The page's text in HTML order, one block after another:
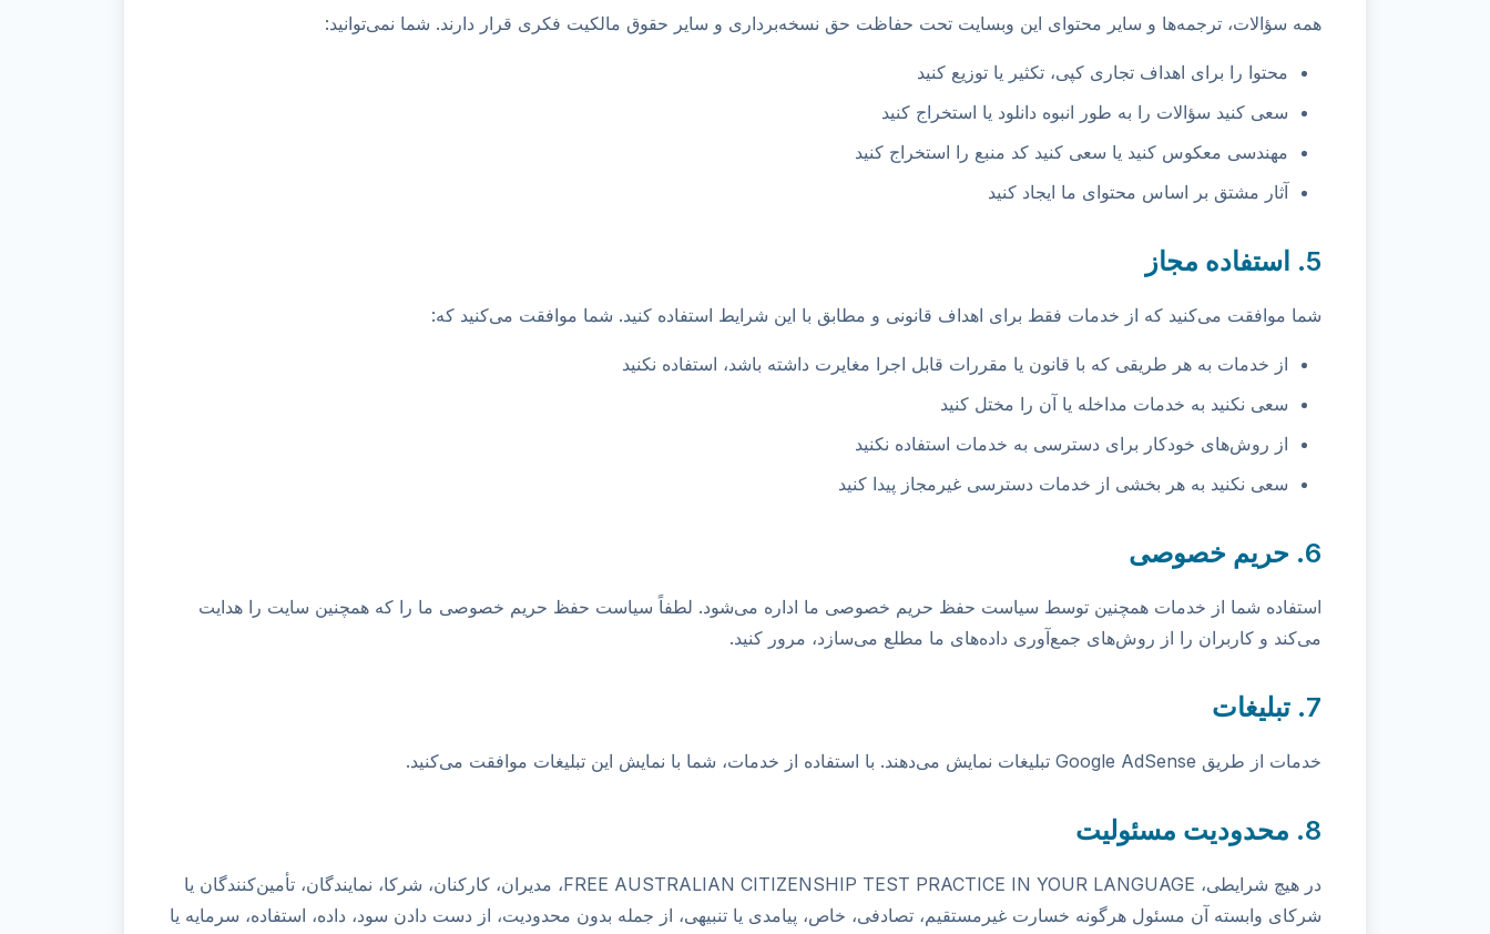
همه سؤالات، ترجمه‌ها و سایر محتوای این وبسایت تحت حفاظت حق نسخه‌برداری و سایر حقوق مالکیت فکری قرار دارند. شما نمی‌توانید:
محتوا را برای اهداف تجاری کپی، تکثیر یا توزیع کنید
سعی کنید سؤالات را به طور انبوه دانلود یا استخراج کنید
مهندسی معکوس کنید یا سعی کنید کد منبع را استخراج کنید
آثار مشتق بر اساس محتوای ما ایجاد کنید
5. استفاده مجاز
شما موافقت می‌کنید که از خدمات فقط برای اهداف قانونی و مطابق با این شرایط استفاده کنید. شما موافقت می‌کنید که:
از خدمات به هر طریقی که با قانون یا مقررات قابل اجرا مغایرت داشته باشد، استفاده نکنید
سعی نکنید به خدمات مداخله یا آن را مختل کنید
از روش‌های خودکار برای دسترسی به خدمات استفاده نکنید
سعی نکنید به هر بخشی از خدمات دسترسی غیرمجاز پیدا کنید
6. حریم خصوصی
استفاده شما از خدمات همچنین توسط سیاست حفظ حریم خصوصی ما اداره می‌شود. لطفاً سیاست حفظ حریم خصوصی ما را که همچنین سایت را هدایت
می‌کند و کاربران را از روش‌های جمع‌آوری داده‌های ما مطلع می‌سازد، مرور کنید.
7. تبلیغات
خدمات از طریق Google AdSense تبلیغات نمایش می‌دهند. با استفاده از خدمات، شما با نمایش این تبلیغات موافقت می‌کنید.
8. محدودیت مسئولیت
در هیچ شرایطی، FREE AUSTRALIAN CITIZENSHIP TEST PRACTICE IN YOUR LANGUAGE، مدیران، کارکنان، شرکا، نمایندگان، تأمین‌کنندگان یا
شرکای وابسته آن مسئول هرگونه خسارت غیرمستقیم، تصادفی، خاص، پیامدی یا تنبیهی، از جمله بدون محدودیت، از دست دادن سود، داده، استفاده، سرمایه یا